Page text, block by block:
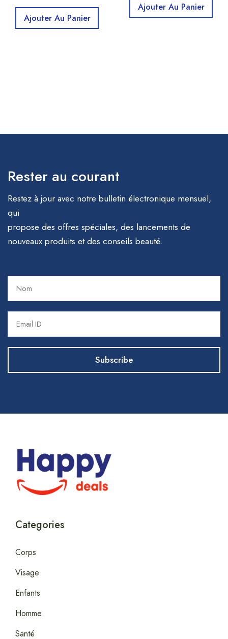
Ajouter Au Panier
Ajouter Au Panier
Rester au courant
Restez à jour avec notre bulletin électronique mensuel,
qui
propose des offres spéciales, des lancements de
nouveaux produits et des conseils beauté.
Categories
Corps
Visage
Enfants
Homme
Santé